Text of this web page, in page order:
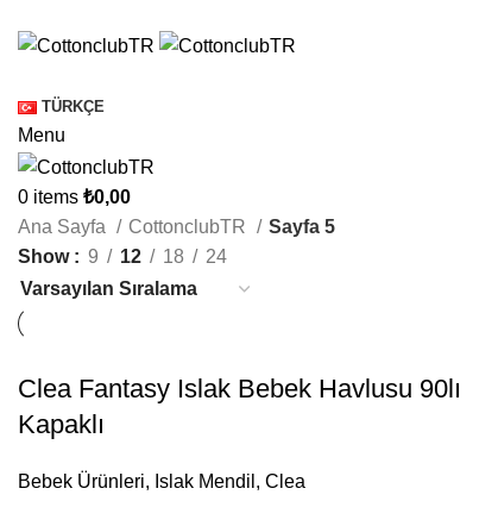
TÜRKÇE
Menu
0 items ₺0,00
Ana Sayfa
CottonclubTR
Sayfa 5
Show
9 12 18 24
Clea Fantasy Islak Bebek Havlusu 90lı
Kapaklı
Bebek Ürünleri, Islak Mendil , Clea